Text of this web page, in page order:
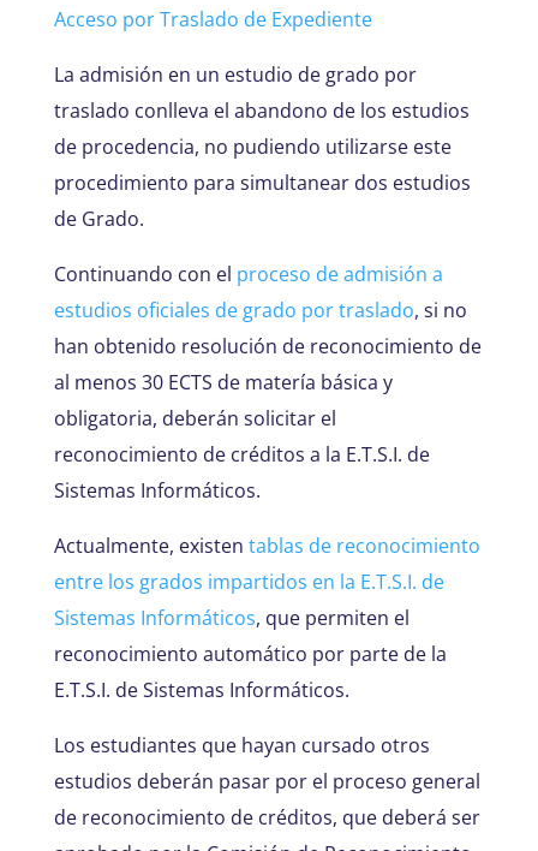
Acceso por Traslado de Expediente
La admisión en un estudio de grado por
traslado conlleva el abandono de los estudios
de procedencia, no pudiendo utilizarse este
procedimiento para simultanear dos estudios
de Grado.
Continuando con el proceso de admisión a
estudios oficiales de grado por traslado, si no
han obtenido resolución de reconocimiento de
al menos 30 ECTS de matería básica y
obligatoria, deberán solicitar el
reconocimiento de créditos a la E.T.S.I. de
Sistemas Informáticos.
Actualmente, existen tablas de reconocimiento
entre los grados impartidos en la E.T.S.I. de
Sistemas Informáticos, que permiten el
reconocimiento automático por parte de la
E.T.S.I. de Sistemas Informáticos.
Los estudiantes que hayan cursado otros
estudios deberán pasar por el proceso general
de reconocimiento de créditos, que deberá ser